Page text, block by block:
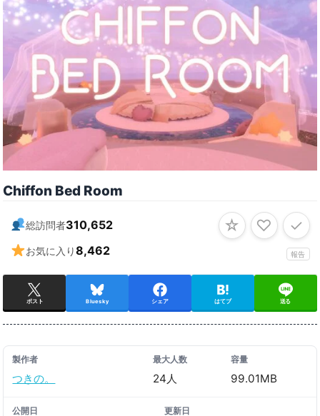
Chiffon Bed Room
総訪問者310,652
お気に入り8,462 報告
☆ ♡ ✓
ポスト Bluesky シェア はてブ 送る
製作者
つきの。
最大人数
24人
容量
99.01MB
公開日 更新日